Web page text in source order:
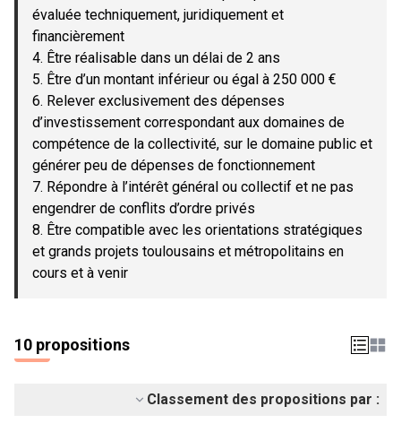
évaluée techniquement, juridiquement et
financièrement
4. Être réalisable dans un délai de 2 ans
5. Être d’un montant inférieur ou égal à 250 000 €
6. Relever exclusivement des dépenses
d’investissement correspondant aux domaines de
compétence de la collectivité, sur le domaine public et
générer peu de dépenses de fonctionnement
7. Répondre à l’intérêt général ou collectif et ne pas
engendrer de conflits d’ordre privés
8. Être compatible avec les orientations stratégiques
et grands projets toulousains et métropolitains en
cours et à venir
10 propositions
Classement des propositions par :